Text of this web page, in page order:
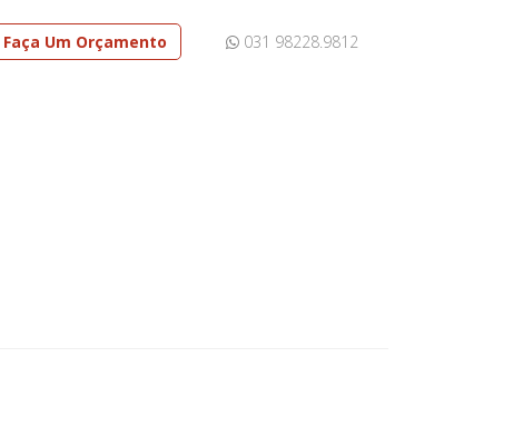
031 98228.9812
Faça Um Orçamento